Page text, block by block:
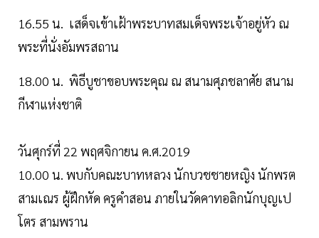
16.55 น. เสด็จเข้าเฝ้าพระบาทสมเด็จพระเจ้าอยู่หัว ณ
พระที่นั่งอัมพรสถาน
18.00 น. พิธีบูชาขอบพระคุณ ณ สนามศุภชลาศัย สนาม
กีฬาแห่งชาติ
วันศุกร์ที่ 22 พฤศจิกายน ค.ศ.2019
10.00 น. พบกับคณะบาทหลวง นักบวชชายหญิง นักพรต
สามเณร ผู้ฝึกหัด ครูคำสอน ภายในวัดคาทอลิกนักบุญเป
โตร สามพราน